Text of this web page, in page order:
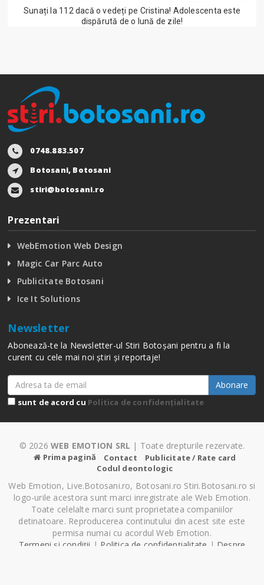
Sunați la 112 dacă o vedeți pe Cristina! Adolescenta este
dispărută de o lună de zile!
0748.883.507
Botosani, Botosani
stiri@botosani.ro
Prezentari
WebEmotion Web Design
Magic Car Parc Auto
Publicitate Botosani
Ice It Solutions
Newsletter
Abonează-te la Newsletter-ul Stiri Botoșani pentru a fi la
curent cu cele mai noi știri și reportaje!
Abonare
sunt de acord cu Politica de confidențialitate
© 2026 WEB EMOTION SRL | Toate drepturile rezervate.
Prima pagină Contact
Publicitate / Rate card
Codul deontologic
Web Emotion, Live.Botosani.ro, Botosani.ro Stiri.Botosani.ro si
logo-urile acestora sunt marci inregistrate ale Web Emotion.
Toate celelalte marci sunt proprietatea companiilor
detinatoare. Reproducerea continutului din acest site este
permisa numai cu acordul Web Emotion.
Termeni și condiții | Politica de confidențialitate | Despre